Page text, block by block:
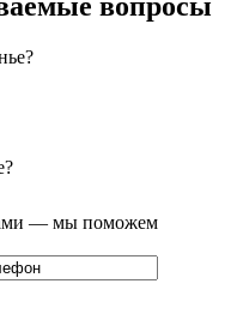
— мы поможем